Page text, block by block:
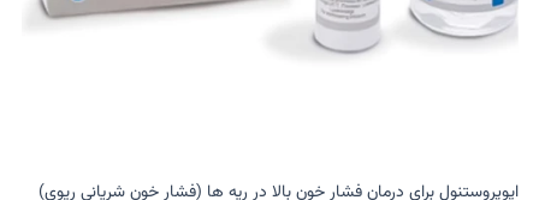
اپوپروستنول برای درمان فشار خون بالا در ریه ها (فشار خون شریانی ریوی)